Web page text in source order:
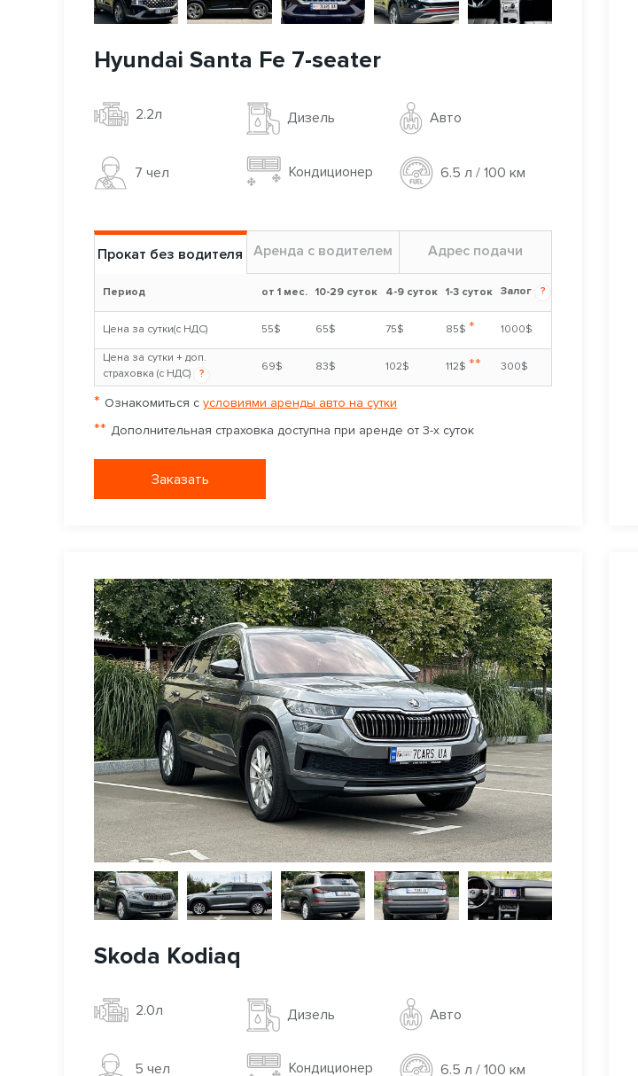
Hyundai Santa Fe 7-seater
2.2л Дизель Авто
7 чел Кондиционер 6.5 л / 100 км
Прокат без водителя Аренда с водителем Адрес подачи
Период от 1 мес. 10-29 суток 4-9 суток 1-3 суток Залог ?
Цена за сутки(с НДС) 55$ 65$ 75$ 85$ * 1000$
Цена за сутки + доп.
страховка (с НДС)
?
69$ 83$ 102$ 112$ ** 300$
* Ознакомиться с условиями аренды авто на сутки
** Дополнительная страховка доступна при аренде от 3-х суток
Заказать
Skoda Kodiaq
2.0л Дизель Авто
5 чел Кондиционер 6.5 л / 100 км